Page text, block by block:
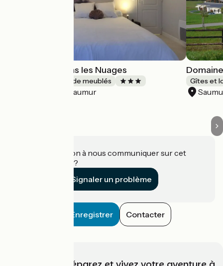
Gîte la Tête dans les Nuages
Gîtes et locations de meublés
Saumur
Gîtes et
Une information à nous communiquer sur cet
établissement ?
Signaler un problème
Enregistrer Contacter